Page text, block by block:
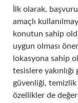
İlk olarak,
amaçlı
konutun sahip
uygun olması
lokasyona sahip
tesislere
güvenliği, temizlik
özellikler de